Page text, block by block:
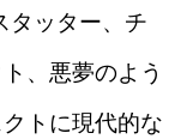
ッター、チ
、悪夢のよう
トに現代的な